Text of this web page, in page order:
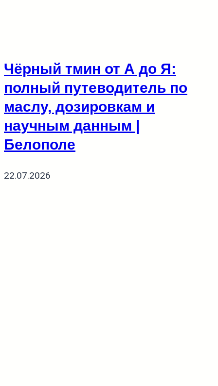
Чёрный тмин от А до Я:
полный путеводитель по
маслу, дозировкам и
научным данным |
Белополе
22.07.2026